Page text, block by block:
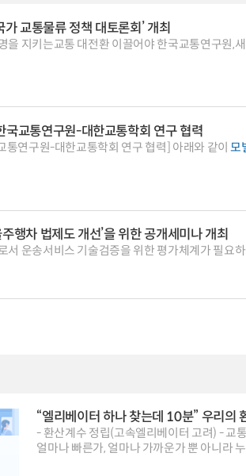
교통물류 정책 대토론회’ 개최
을 지키는교통 대전환 이끌어야 한국교통연구원,
국교통연구원-대한교통학회 연구 협력
콜로키움 : 한국교통연구원-대한교통학회 연구 협력] 아래와 같이모
행차 법제도 개선’을 위한 공개세미나 개최
서 운송서비스 기술검증을 위한 평가체계가 필요
“엘리베이터 하나 찾는데 10분” 우리의
- 환산계수 정립(고속엘리베이터 고려) - 교
얼마나 빠른가, 얼마나 가까운가 뿐 아니라